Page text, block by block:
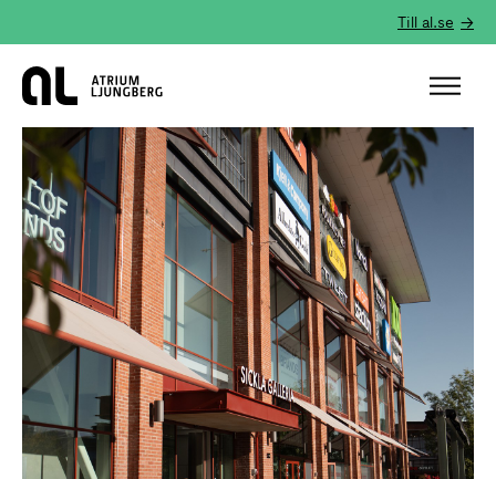
Till al.se
Hem